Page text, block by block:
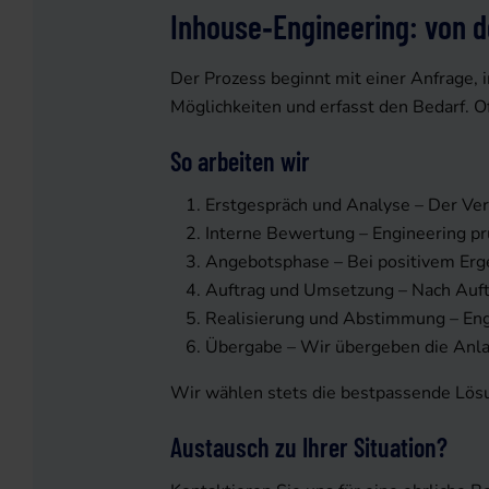
Inhouse‑Engineering: von
Der Prozess beginnt mit einer
Möglichkeiten und erfasst den Bedarf.
So arbeiten wir
Erstgespräch und Analyse – Der
Interne Bewertung – Engineering
Angebotsphase – Bei positivem
Auftrag und Umsetzung – Nach
Realisierung und Abstimmung –
Übergabe – Wir übergeben die
Wir wählen stets die bestpassende
Austausch zu Ihrer Situation?